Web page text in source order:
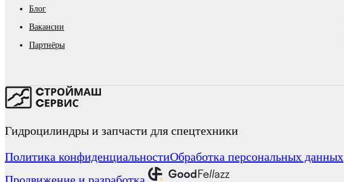
Блог
Вакансии
Партнёры
Гидроцилиндры и запчасти для спецтехники
Политика конфиденциальностиОбработка персональных данных